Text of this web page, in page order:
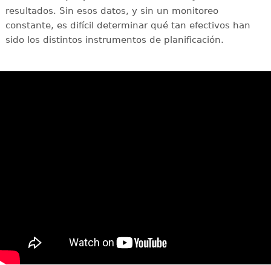
resultados. Sin esos datos, y sin un monitoreo
constante, es difícil determinar qué tan efectivos han
sido los distintos instrumentos de planificación.